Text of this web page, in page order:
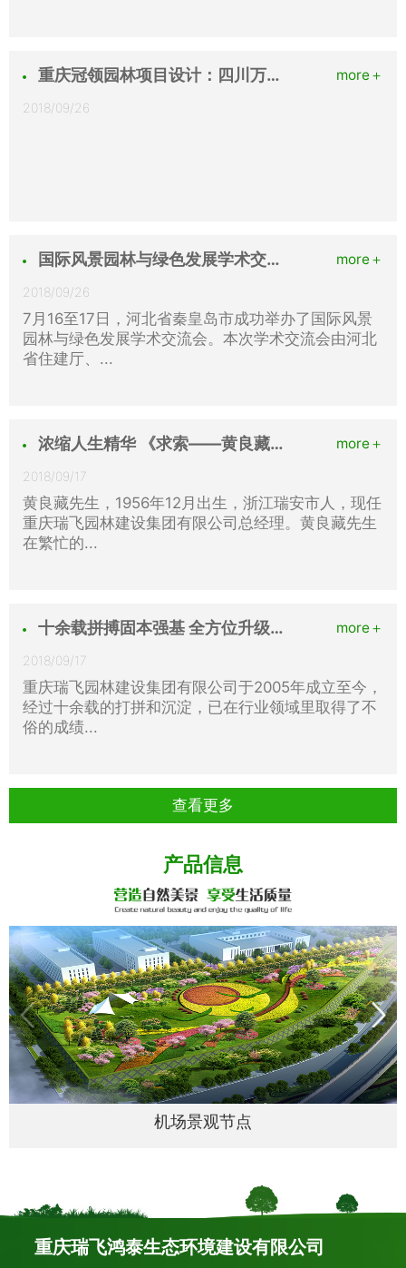
重庆冠领园林项目设计：四川万源滨河公园 more＋
2018/09/26
国际风景园林与绿色发展学术交流会在秦皇岛成功举办 more＋
2018/09/26
7月16至17日，河北省秦皇岛市成功举办了国际风景
园林与绿色发展学术交流会。本次学术交流会由河北
省住建厅、...
浓缩人生精华 《求索——黄良藏文集》出版发行 more＋
2018/09/17
黄良藏先生，1956年12月出生，浙江瑞安市人，现任
重庆瑞飞园林建设集团有限公司总经理。黄良藏先生
在繁忙的...
十余载拼搏固本强基 全方位升级勇创未来 2018 以崭新的面貌再一次腾飞 more＋
2018/09/17
重庆瑞飞园林建设集团有限公司于2005年成立至今，
经过十余载的打拼和沉淀，已在行业领域里取得了不
俗的成绩...
查看更多
产品信息
机场景观节点
重庆瑞飞鸿泰生态环境建设有限公司